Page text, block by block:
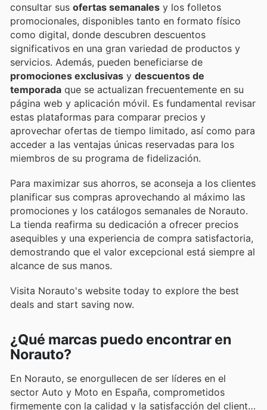
consultar sus ofertas semanales y los folletos
promocionales, disponibles tanto en formato físico
como digital, donde descubren descuentos
significativos en una gran variedad de productos y
servicios. Además, pueden beneficiarse de
promociones exclusivas y descuentos de
temporada que se actualizan frecuentemente en su
página web y aplicación móvil. Es fundamental revisar
estas plataformas para comparar precios y
aprovechar ofertas de tiempo limitado, así como para
acceder a las ventajas únicas reservadas para los
miembros de su programa de fidelización.
Para maximizar sus ahorros, se aconseja a los clientes
planificar sus compras aprovechando al máximo las
promociones y los catálogos semanales de Norauto.
La tienda reafirma su dedicación a ofrecer precios
asequibles y una experiencia de compra satisfactoria,
demostrando que el valor excepcional está siempre al
alcance de sus manos.
Visita Norauto's website today to explore the best
deals and start saving now.
¿Qué marcas puedo encontrar en
Norauto?
En Norauto, se enorgullecen de ser líderes en el
sector Auto y Moto en España, comprometidos
firmemente con la calidad y la satisfacción del cliente.